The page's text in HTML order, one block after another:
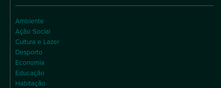
Ambiente
Ação Social
Cultura e Lazer
Desporto
Economia
Educação
Habitação